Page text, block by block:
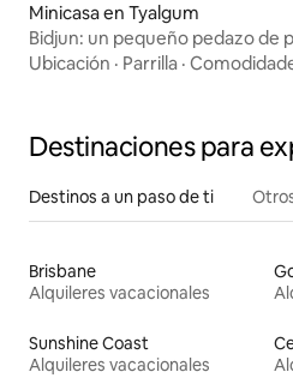
Minicasa en Tyalgum
Bidjun: un pequeño pedazo de
Ubicación · Parrilla ·
Destinaciones para
Destinos a un paso de ti
Brisbane
Alquileres vacacionales
Sunshine Coast
Alquileres vacacionales